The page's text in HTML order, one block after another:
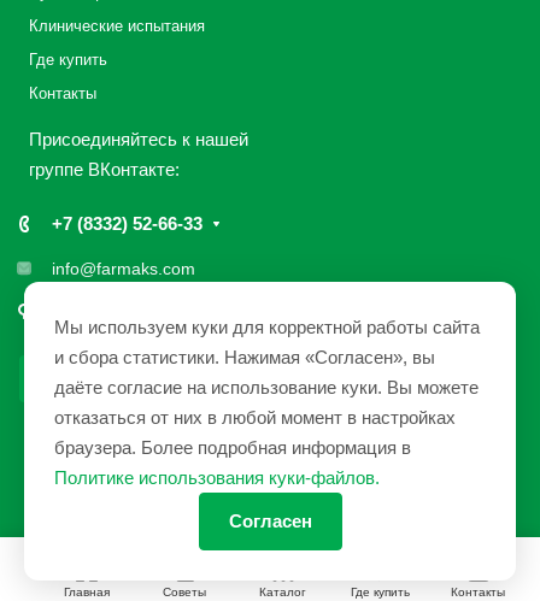
Клинические испытания
Где купить
Контакты
Присоединяйтесь к нашей
группе ВКонтакте:
+7 (8332) 52-66-33
info@farmaks.com
1991 - 2026 © ЗАО «НПП «Фармакс»
Политика конфиденциальности|Карта сайта
Мы используем куки для корректной работы сайта
и сбора статистики. Нажимая «Согласен», вы
даёте согласие на использование куки. Вы можете
отказаться от них в любой момент в настройках
браузера. Более подробная информация в
Политике использования куки-файлов.
Согласен
Главная Советы Каталог Где купить Контакты